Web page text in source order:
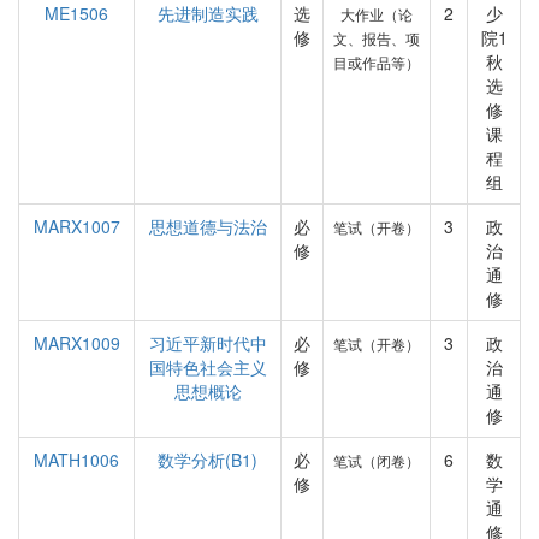
ME1506 先进制造实践
选
修
大作业（论
文、报告、项
目或作品等）
2
少
院1
秋
选
修
课
程
组
MARX1007
思想道德与法治
必
修
笔试（开卷） 3
政
治
通
修
MARX1009
习近平新时代中
国特色社会主义
思想概论
必
修
笔试（开卷） 3
政
治
通
修
MATH1006
数学分析(B1)
必
修
笔试（闭卷） 6
数
学
通
修